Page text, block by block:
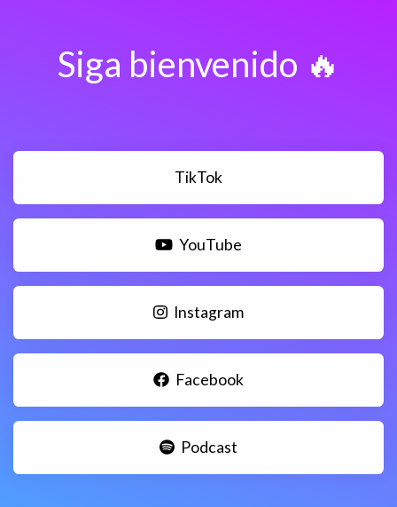
Siga bienvenido 🔥
TikTok
YouTube
Instagram
Facebook
Podcast